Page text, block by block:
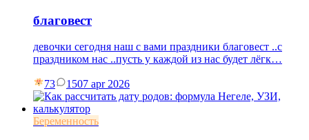
благовест
девочки сегодня наш с вами праздники благовест ..с
праздником нас ..пусть у каждой из нас будет лёгк…
73 1507 apr 2026
Беременность